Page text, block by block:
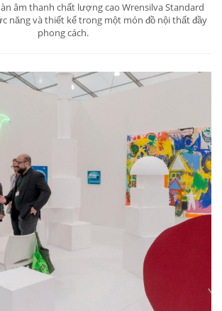
âm thanh chất lượng cao Wrensilva Standard
năng và thiết kế trong một món đồ nội thất đầy
phong cách.